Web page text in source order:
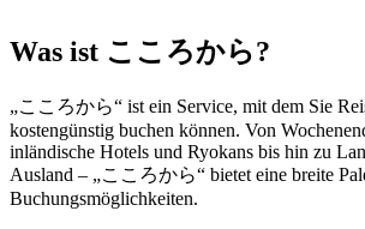
Was ist こころから?
„こころから“ ist ein Service, mit dem Sie
kostengünstig buchen können. Von
inländische Hotels und Ryokans bis hin zu
Ausland – „こころから“ bietet eine breite
Buchungsmöglichkeiten.